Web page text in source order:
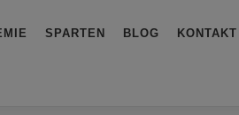
SPARTEN BLOG KONTAKT